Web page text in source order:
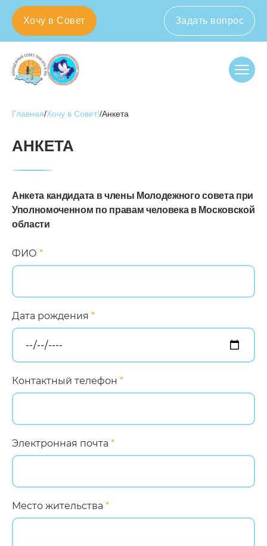
Хочу в Совет Задать вопрос
д. Раздоры, Рублево-Успенское шоссе, 1-й км,
д.1, корп. А
+7 (498) 602 32 20
Документы
Главная/Хочу в Совет!/Анкета
АНКЕТА
Анкета кандидата в члены Молодежного совета при
Уполномоченном по правам человека в Московской
области
ФИО *
Дата рождения *
Контактный телефон *
Электронная почта *
Место жительства *